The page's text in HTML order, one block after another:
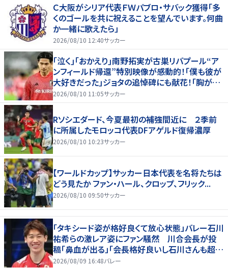
Ｃ大阪がシリア代表ＦＷパブロ・サバック獲得「多
くのゴールを共に祝えることを望んでいます。何曲
か一緒に歌えたら」
2026/08/10 12:40サッカー
｢泣く｣｢おかえり｣南野拓実が古巣リバプール“ア
ンフィールド帰還”特別映像が感動的！｢僕も彼が
大好きだった｣ジョタの追悼碑にも献花！｢胸が熱
くなります…｣
2026/08/10 11:05サッカー
Rソシエダード、今夏最初の補強間近に ２季前
に所属したモロッコ代表DFアゲルド復帰濃厚
2026/08/10 10:23サッカー
【ワールドカップ】サッカー日本代表を名将たちは
どう見たか ファン・ハール、クロップ、フリック...
2026/08/10 09:50サッカー
「タキシード姿が格好良くて放心状態」バレー石川
祐希らの激レア姿にファン騒然 川合会長が投
稿「鼻血が出る」「会長格好良いし石川さんも超格
好いい」
2026/08/09 16:48バレー